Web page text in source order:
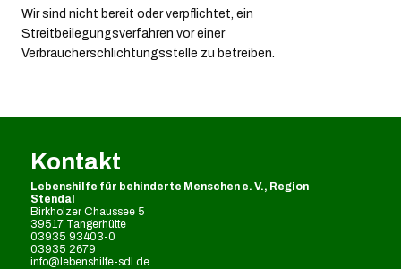
Wir sind nicht bereit oder verpflichtet, ein
Streitbeilegungsverfahren vor einer
Verbraucherschlichtungsstelle zu betreiben.
Kontakt
Lebenshilfe für behinderte Menschen e. V., Region
Stendal
Birkholzer Chaussee 5
39517 Tangerhütte
03935 93403-0
03935 2679
info@lebenshilfe-sdl.de